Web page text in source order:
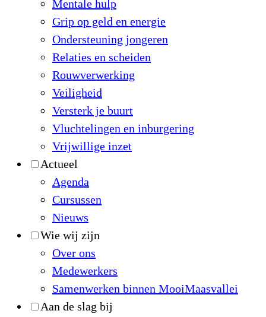
Mentale hulp
Grip op geld en energie
Ondersteuning jongeren
Relaties en scheiden
Rouwverwerking
Veiligheid
Versterk je buurt
Vluchtelingen en inburgering
Vrijwillige inzet
Actueel
Agenda
Cursussen
Nieuws
Wie wij zijn
Over ons
Medewerkers
Samenwerken binnen MooiMaasvallei
Aan de slag bij